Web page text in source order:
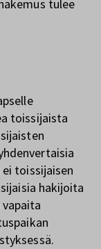
tulee
toissijaista
toissijaisen
hakijoita